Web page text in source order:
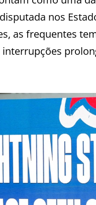
nos
as frequentes